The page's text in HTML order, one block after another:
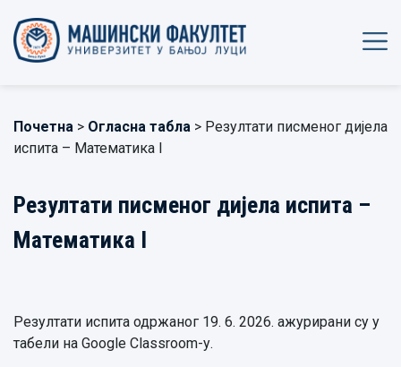
Почетна > Огласна табла > Резултати писменог дијела
испита – Математика I
Резултати писменог дијела испита –
Математика I
Резултати испита одржаног 19. 6. 2026. ажурирани су у
табели на Google Classroom-у.